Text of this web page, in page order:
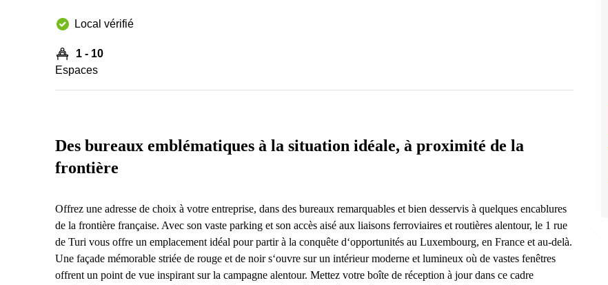
Local vérifié
1 - 10
Espaces
Des bureaux emblématiques à la situation idéale, à proximité de la
frontière
Offrez une adresse de choix à votre entreprise, dans des bureaux remarquables et bien desservis à quelques encablures
de la frontière française. Avec son vaste parking et son accès aisé aux liaisons ferroviaires et routières alentour, le 1 rue
de Turi vous offre un emplacement idéal pour partir à la conquête d‘opportunités au Luxembourg, en France et au-delà.
Une façade mémorable striée de rouge et de noir s‘ouvre sur un intérieur moderne et lumineux où de vastes fenêtres
offrent un point de vue inspirant sur la campagne alentour. Mettez votre boîte de réception à jour dans ce cadre